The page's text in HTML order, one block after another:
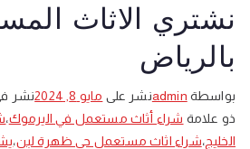
نشتري الاثاث
بالرياض
بواسطة adminنشر على مايو 8, 2024 نشر
ذو علامة شراء أثاث مستعمل في اليرموك،
الخليج،شراء اثاث مستعمل حي ظهرة لبن،